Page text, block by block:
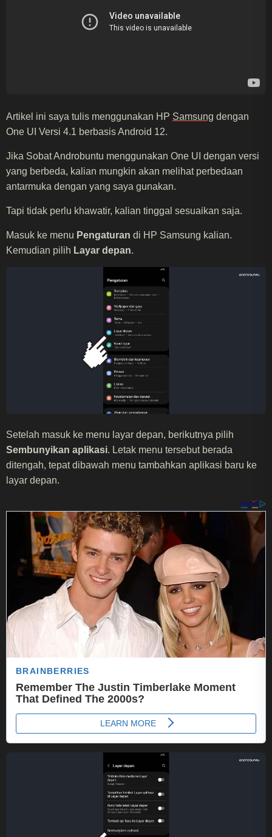
Artikel ini saya tulis menggunakan HP Samsung dengan
One UI Versi 4.1 berbasis Android 12.
Jika Sobat Androbuntu menggunakan One UI dengan versi
yang berbeda, kalian mungkin akan melihat perbedaan
antarmuka dengan yang saya gunakan.
Tapi tidak perlu khawatir, kalian tinggal sesuaikan saja.
Masuk ke menu Pengaturan di HP Samsung kalian.
Kemudian pilih Layar depan.
Setelah masuk ke menu layar depan, berikutnya pilih
Sembunyikan aplikasi. Letak menu tersebut berada
ditengah, tepat dibawah menu tambahkan aplikasi baru ke
layar depan.